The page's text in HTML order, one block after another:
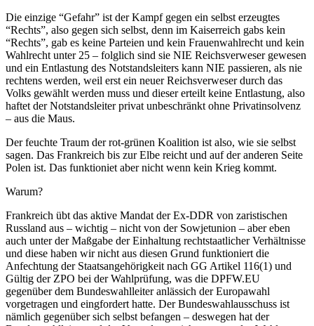
Die einzige “Gefahr” ist der Kampf gegen ein selbst erzeugtes
“Rechts”, also gegen sich selbst, denn im Kaiserreich gabs kein
“Rechts”, gab es keine Parteien und kein Frauenwahlrecht und kein
Wahlrecht unter 25 – folglich sind sie NIE Reichsverweser gewesen
und ein Entlastung des Notstandsleiters kann NIE passieren, als nie
rechtens werden, weil erst ein neuer Reichsverweser durch das
Volks gewählt werden muss und dieser erteilt keine Entlastung, also
haftet der Notstandsleiter privat unbeschränkt ohne Privatinsolvenz
– aus die Maus.
Der feuchte Traum der rot-grünen Koalition ist also, wie sie selbst
sagen. Das Frankreich bis zur Elbe reicht und auf der anderen Seite
Polen ist. Das funktioniet aber nicht wenn kein Krieg kommt.
Warum?
Frankreich übt das aktive Mandat der Ex-DDR von zaristischen
Russland aus – wichtig – nicht von der Sowjetunion – aber eben
auch unter der Maßgabe der Einhaltung rechtstaatlicher Verhältnisse
und diese haben wir nicht aus diesen Grund funktioniert die
Anfechtung der Staatsangehörigkeit nach GG Artikel 116(1) und
Gültig der ZPO bei der Wahlprüfung, was die DPFW.EU
gegenüber dem Bundeswahlleiter anlässich der Europawahl
vorgetragen und eingfordert hatte. Der Bundeswahlausschuss ist
nämlich gegenüber sich selbst befangen – deswegen hat der